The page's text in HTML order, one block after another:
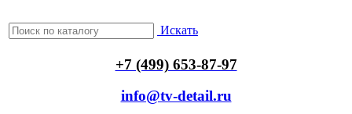
Искать
+7 (499) 653-87-97
info@tv-detail.ru